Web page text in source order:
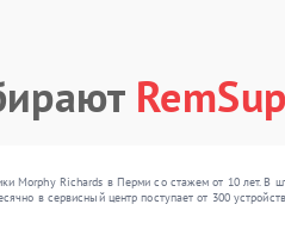
Morphy Richards в Перми со стажем от 10 лет.
в сервисный центр поступает от 300